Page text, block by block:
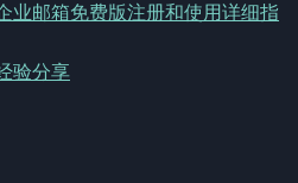
业邮箱免费版注册和使用详细指
验分享